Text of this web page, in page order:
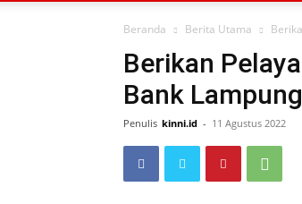
Beranda Berita Utama
Berikan
Bank
Penulis kinni.id - 11 Agustus 2022